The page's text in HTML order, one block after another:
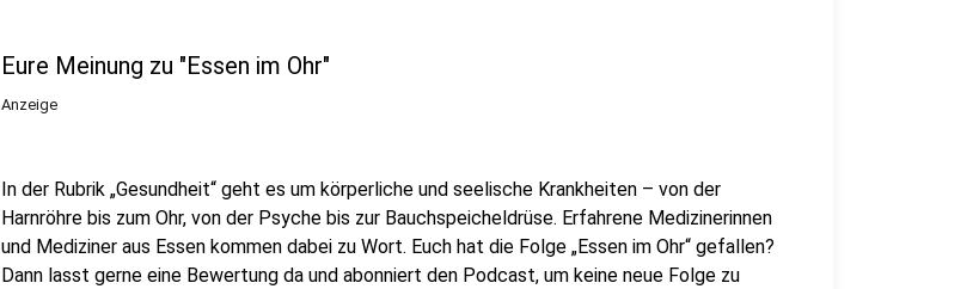
Eure Meinung zu "Essen im Ohr"
Anzeige
In der Rubrik „Gesundheit“ geht es um körperliche und seelische Krankheiten – von der
Harnröhre bis zum Ohr, von der Psyche bis zur Bauchspeicheldrüse. Erfahrene Medizinerinnen
und Mediziner aus Essen kommen dabei zu Wort. Euch hat die Folge „Essen im Ohr“ gefallen?
Dann lasst gerne eine Bewertung da und abonniert den Podcast, um keine neue Folge zu